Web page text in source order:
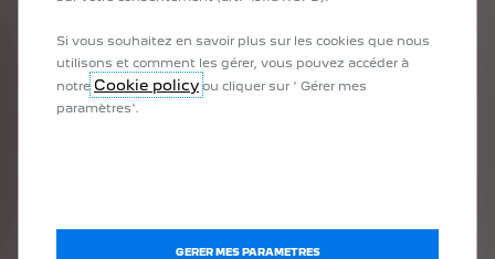
Si vous souhaitez en savoir plus sur les cookies que nous
utilisons et comment les gérer, vous pouvez accéder à
notre Cookie policy ou cliquer sur ' Gérer mes
paramètres'.
GERER MES PARAMETRES